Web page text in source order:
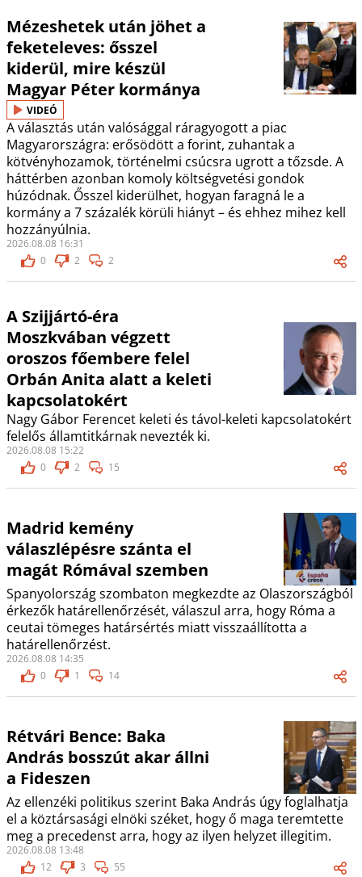
Mézeshetek után jöhet a
feketeleves: ősszel
kiderül, mire készül
Magyar Péter kormánya
VIDEÓ
A választás után valósággal ráragyogott a piac
Magyarországra: erősödött a forint, zuhantak a
kötvényhozamok, történelmi csúcsra ugrott a tőzsde. A
háttérben azonban komoly költségvetési gondok
húzódnak. Ősszel kiderülhet, hogyan faragná le a
kormány a 7 százalék körüli hiányt – és ehhez mihez kell
hozzányúlnia.
2026.08.08 16:31
0
2 2
A Szijjártó-éra
Moszkvában végzett
oroszos főembere felel
Orbán Anita alatt a keleti
kapcsolatokért
Nagy Gábor Ferencet keleti és távol-keleti kapcsolatokért
felelős államtitkárnak nevezték ki.
2026.08.08 15:22
0
2 15
Madrid kemény
válaszlépésre szánta el
magát Rómával szemben
Spanyolország szombaton megkezdte az Olaszországból
érkezők határellenőrzését, válaszul arra, hogy Róma a
ceutai tömeges határsértés miatt visszaállította a
határellenőrzést.
2026.08.08 14:35
0
1 14
Rétvári Bence: Baka
András bosszút akar állni
a Fideszen
Az ellenzéki politikus szerint Baka András úgy foglalhatja
el a köztársasági elnöki széket, hogy ő maga teremtette
meg a precedenst arra, hogy az ilyen helyzet illegitim.
2026.08.08 13:48
12
3 55